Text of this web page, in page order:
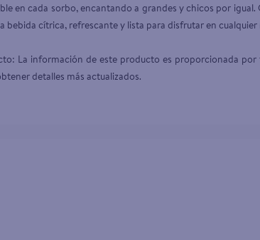
en cada sorbo, encantando a grandes y chicos por
bebida cítrica, refrescante y lista para disfrutar en
La información de este producto es proporcionada
detalles más actualizados.